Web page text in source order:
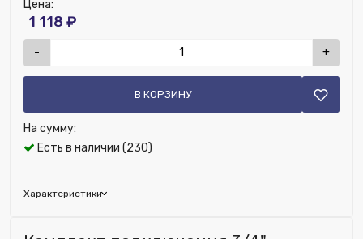
Есть в наличии (230)
Характеристики
Цена:
1 118 ₽
- +
В КОРЗИНУ
На сумму:
Бренд: